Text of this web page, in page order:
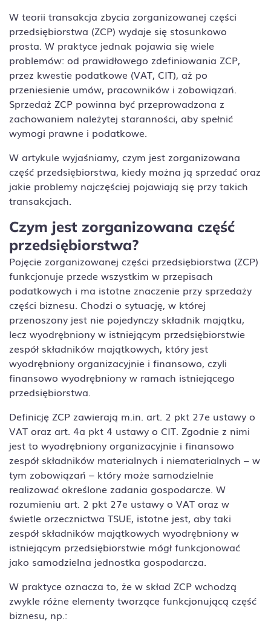
W teorii transakcja zbycia zorganizowanej części
przedsiębiorstwa (ZCP) wydaje się stosunkowo
prosta. W praktyce jednak pojawia się wiele
problemów: od prawidłowego zdefiniowania ZCP,
przez kwestie podatkowe (VAT, CIT), aż po
przeniesienie umów, pracowników i zobowiązań.
Sprzedaż ZCP powinna być przeprowadzona z
zachowaniem należytej staranności, aby spełnić
wymogi prawne i podatkowe.
W artykule wyjaśniamy, czym jest zorganizowana
część przedsiębiorstwa, kiedy można ją sprzedać oraz
jakie problemy najczęściej pojawiają się przy takich
transakcjach.
Czym jest zorganizowana część
przedsiębiorstwa?
Pojęcie zorganizowanej części przedsiębiorstwa (ZCP)
funkcjonuje przede wszystkim w przepisach
podatkowych i ma istotne znaczenie przy sprzedaży
części biznesu. Chodzi o sytuację, w której
przenoszony jest nie pojedynczy składnik majątku,
lecz wyodrębniony w istniejącym przedsiębiorstwie
zespół składników majątkowych, który jest
wyodrębniony organizacyjnie i finansowo, czyli
finansowo wyodrębniony w ramach istniejącego
przedsiębiorstwa.
Definicję ZCP zawierają m.in. art. 2 pkt 27e ustawy o
VAT oraz art. 4a pkt 4 ustawy o CIT. Zgodnie z nimi
jest to wyodrębniony organizacyjnie i finansowo
zespół składników materialnych i niematerialnych – w
tym zobowiązań – który może samodzielnie
realizować określone zadania gospodarcze. W
rozumieniu art. 2 pkt 27e ustawy o VAT oraz w
świetle orzecznictwa TSUE, istotne jest, aby taki
zespół składników majątkowych wyodrębniony w
istniejącym przedsiębiorstwie mógł funkcjonować
jako samodzielna jednostka gospodarcza.
W praktyce oznacza to, że w skład ZCP wchodzą
zwykle różne elementy tworzące funkcjonującą część
biznesu, np.: